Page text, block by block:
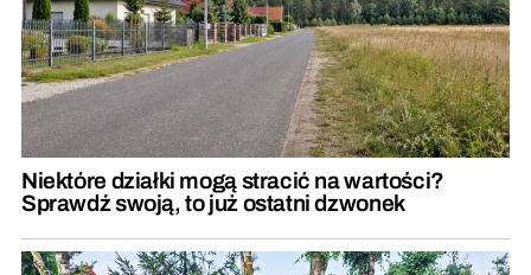
Niektóre działki mogą stracić na wartości?
Sprawdź swoją, to już ostatni dzwonek